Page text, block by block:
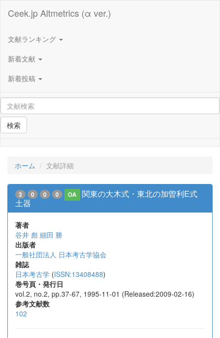
Ceek.jp Altmetrics (α ver.)
文献ランキング
新着文献
新着投稿
検索
ホーム 文献詳細
3 0 0 0 OA
関東の大木式・東北の加曽利E式
土器
著者
谷井 彪 細田 勝
出版者
一般社団法人 日本考古学協会
雑誌
日本考古学 (ISSN:13408488)
巻号頁・発行日
vol.2, no.2, pp.37-67, 1995-11-01 (Released:2009-02-16)
参考文献数
102